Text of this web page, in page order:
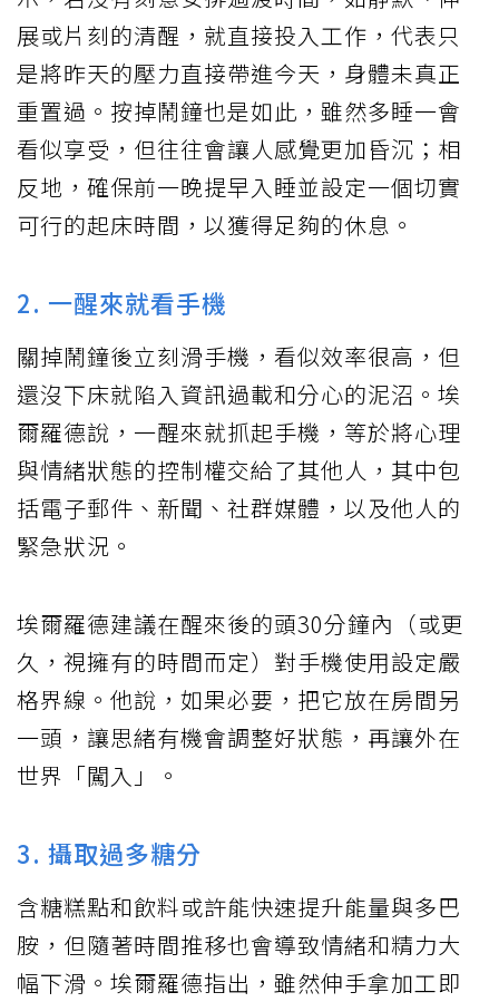
展或片刻的清醒，就直接投入工作，代表只
是將昨天的壓力直接帶進今天，身體未真正
重置過。按掉鬧鐘也是如此，雖然多睡一會
看似享受，但往往會讓人感覺更加昏沉；相
反地，確保前一晚提早入睡並設定一個切實
可行的起床時間，以獲得足夠的休息。
2. 一醒來就看手機
關掉鬧鐘後立刻滑手機，看似效率很高，但
還沒下床就陷入資訊過載和分心的泥沼。埃
爾羅德說，一醒來就抓起手機，等於將心理
與情緒狀態的控制權交給了其他人，其中包
括電子郵件、新聞、社群媒體，以及他人的
緊急狀況。
埃爾羅德建議在醒來後的頭30分鐘內（或更
久，視擁有的時間而定）對手機使用設定嚴
格界線。他說，如果必要，把它放在房間另
一頭，讓思緒有機會調整好狀態，再讓外在
世界「闖入」。
3. 攝取過多糖分
含糖糕點和飲料或許能快速提升能量與多巴
胺，但隨著時間推移也會導致情緒和精力大
幅下滑。埃爾羅德指出，雖然伸手拿加工即